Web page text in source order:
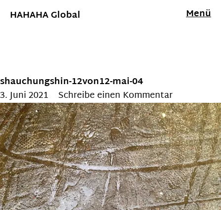
HAHAHA Global Menü
shauchungshin-12von12-mai-04
3. Juni 2021
Schreibe einen Kommentar